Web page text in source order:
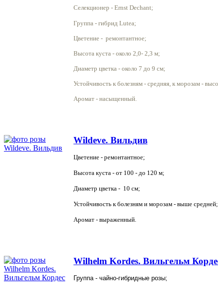
Селекционер - Ernst Dechant;
Группа - гибрид Lutea;
Цветение - ремонтантное;
Высота куста - около 2,0- 2,3 м;
Диаметр цветка - около 7 до 9 см;
Устойчивость к болезням - средняя, к морозам -
Аромат - насыщенный.
Wildeve. Вильдив
Цветение - ремонтантное;
Высота куста - от 100 - до 120 м;
Диаметр цветка - 10 см;
Устойчивость к болезням и морозам - выше средней;
Аромат - выраженный.
Wilhelm Kordes. Вильгельм
Группа - чайно-гибридные розы;